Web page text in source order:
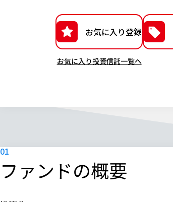
お気に入り登録
お気に入り投資信託一覧へ
ファンドの概要